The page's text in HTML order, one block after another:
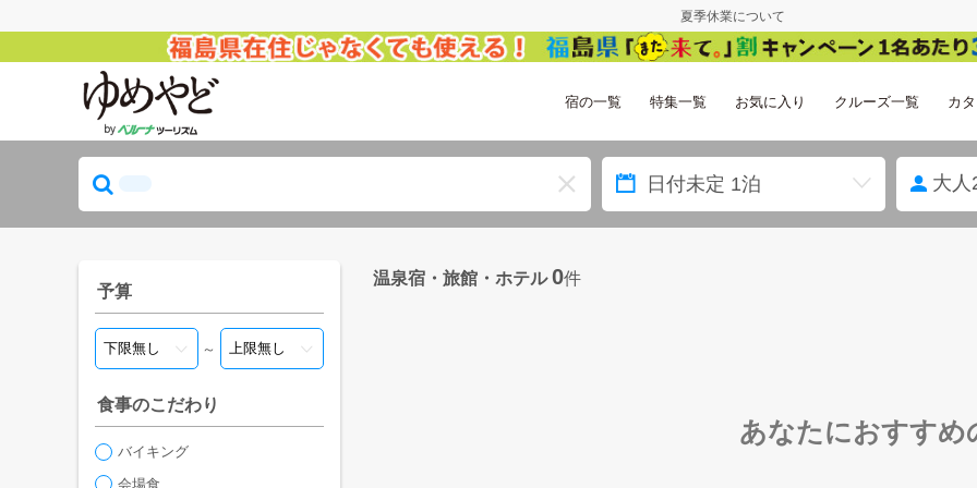
夏季休業について
宿の一覧 特集一覧 お気に入り クルーズ一覧 カ
大人
予算
～
食事のこだわり
バイキング
会場食
温泉宿・旅館・ホテル0件
あなたにおすすめ